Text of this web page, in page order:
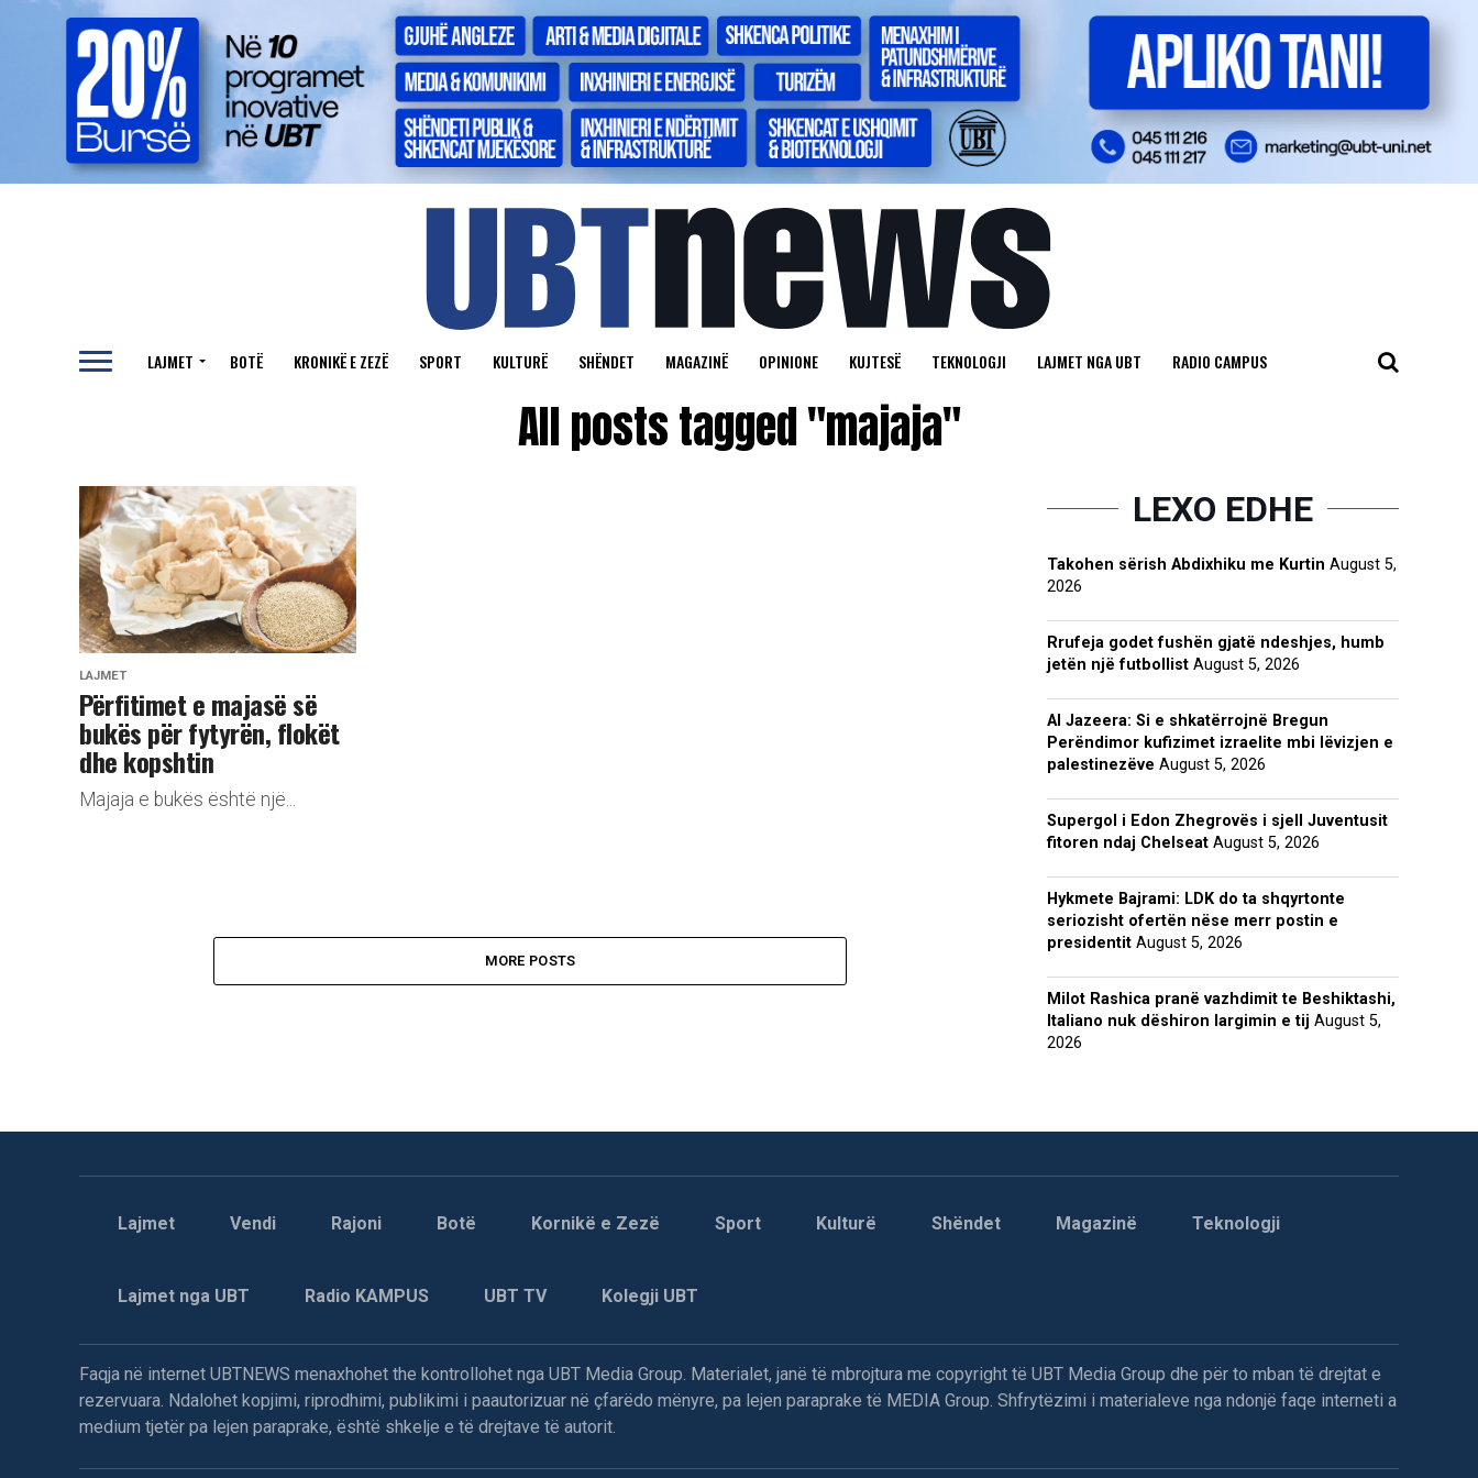
LAJMET BOTË KRONIKË E ZEZË SPORT KULTURË SHËNDET MAGAZINË OPINIONE KUJTESË TEKNOLOGJI LAJMET NGA UBT RADIO CAMPUS
All posts tagged "majaja"
LAJMET
Përfitimet e majasë së
bukës për fytyrën, flokët
dhe kopshtin
Majaja e bukës është një...
MORE POSTS
LEXO EDHE
Takohen sërish Abdixhiku me Kurtin August 5,
2026
Rrufeja godet fushën gjatë ndeshjes, humb
jetën një futbollist August 5, 2026
Al Jazeera: Si e shkatërrojnë Bregun
Perëndimor kufizimet izraelite mbi lëvizjen e
palestinezëve August 5, 2026
Supergol i Edon Zhegrovës i sjell Juventusit
fitoren ndaj Chelseat August 5, 2026
Hykmete Bajrami: LDK do ta shqyrtonte
seriozisht ofertën nëse merr postin e
presidentit August 5, 2026
Milot Rashica pranë vazhdimit te Beshiktashi,
Italiano nuk dëshiron largimin e tij August 5,
2026
Lajmet Vendi Rajoni Botë Kornikë e Zezë Sport Kulturë Shëndet Magazinë Teknologji
Lajmet nga UBT Radio KAMPUS UBT TV Kolegji UBT
Faqja në internet UBTNEWS menaxhohet the kontrollohet nga UBT Media Group. Materialet, janë të mbrojtura me copyright të UBT Media Group dhe për to mban të drejtat e
rezervuara. Ndalohet kopjimi, riprodhimi, publikimi i paautorizuar në çfarëdo mënyre, pa lejen paraprake të MEDIA Group. Shfrytëzimi i materialeve nga ndonjë faqe interneti a
medium tjetër pa lejen paraprake, është shkelje e të drejtave të autorit.